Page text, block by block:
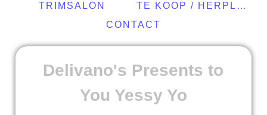
TRIMSALON
TE KOOP / HERPLAATSING
CONTACT
Delivano's Presents to
You Yessy Yo